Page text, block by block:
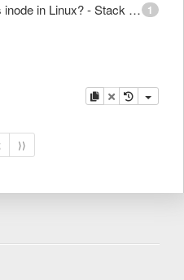
1
epoll - What is an anonymous inode in Linux? - Stack Overflow
копировать
удалить
⟩⟩